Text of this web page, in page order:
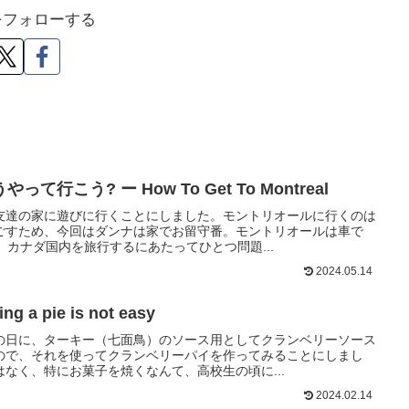
ォローする
やって行こう? ー How To Get To Montreal
の家に遊びに行くことにしました。モントリオールに行くのは
ため、今回はダンナは家でお留守番。モントリオールは車で
カナダ国内を旅行するにあたってひとつ問題...
2024.05.14
a pie is not easy
に、ターキー（七面鳥）のソース用としてクランベリーソース
、それを使ってクランベリーパイを作ってみることにしまし
く、特にお菓子を焼くなんて、高校生の頃に...
2024.02.14